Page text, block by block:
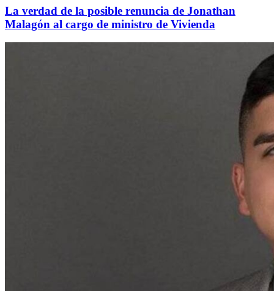
La verdad de la posible renuncia de Jonathan
Malagón al cargo de ministro de Vivienda